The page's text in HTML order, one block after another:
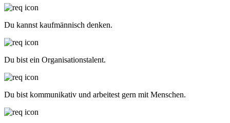
Du kannst kaufmännisch denken.
Du bist ein Organisationstalent.
Du bist kommunikativ und arbeitest gern mit Menschen.